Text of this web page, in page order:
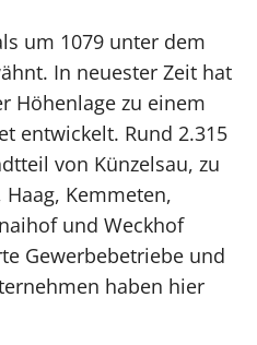
um 1079 unter dem
In neuester Zeit hat
Höhenlage zu einem
entwickelt. Rund 2.315
von Künzelsau, zu
Kemmeten,
und Weckhof
Gewerbebetriebe und
haben hier